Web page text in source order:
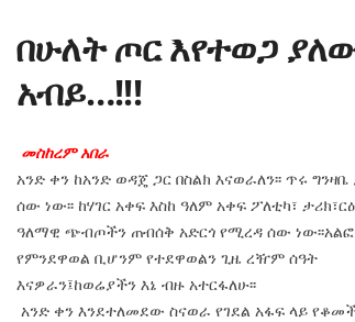
በሁለት ጦር እየተወጋ
አብይ…!!!
መስከረም አበራ
አንድ ቀን ከአንድ ወዳጄ ጋር በስልክ እናወራለን፡፡ ጥሩ
ሰው ነው፡፡ ከሃገር አቀፍ እስከ ዓለም አቀፍ ፖለቲካ፣
ዓለማዊ ጭብጦችን ጠብሰቅ አድርጎ የሚረዳ ሰው
የምንደዋወል ቢሆንም የተደዋወልን ጊዜ ረዥም ሰዓት
እናዎራን፤ከወሬያችን እኔ ብዙ አተርፋለሁ፡፡
አንድ ቀን እንደተለመደው ስናወራ የገደል አፋፍ ላይ